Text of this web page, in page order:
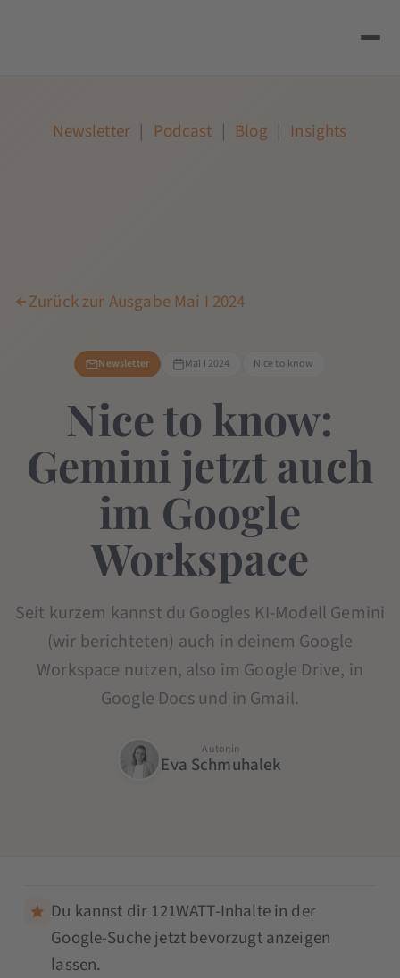
Newsletter | Podcast | Blog | Insights
Zurück zur Ausgabe Mai I 2024
Newsletter Mai I 2024 Nice to know
Nice to know:
Gemini jetzt auch
im Google
Workspace
Seit kurzem kannst du Googles KI-Modell Gemini
(wir berichteten) auch in deinem Google
Workspace nutzen, also im Google Drive, in
Google Docs und in Gmail.
Autor:in
Eva Schmuhalek
Du kannst dir 121WATT-Inhalte in der
Google-Suche jetzt bevorzugt anzeigen
lassen.